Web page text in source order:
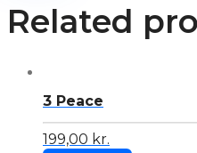
Related
3 Peace
199,00 kr.